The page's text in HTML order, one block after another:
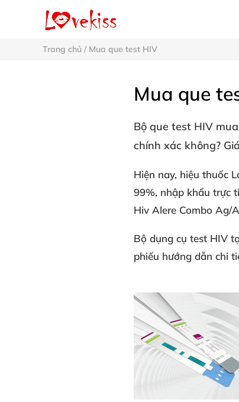
Trang chủ / Mua que test HIV
Mua que
Bộ que test HIV
chính xác không?
Hiện nay, hiệu thuốc
99%, nhập khẩu trực
Hiv Alere Combo Ag/
Bộ dụng cụ test HIV
phiếu hướng dẫn chi